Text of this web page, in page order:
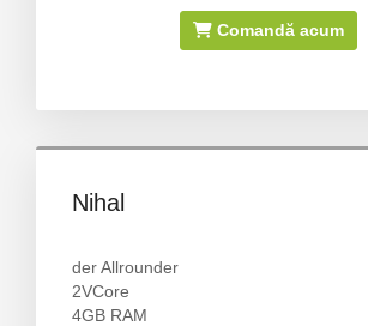
Comandă acum
Nihal
der Allrounder
2VCore
4GB RAM